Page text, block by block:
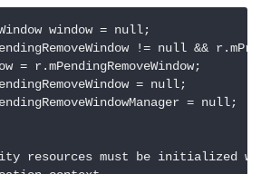
!= null &&
= r.mPendingRemoveWindow;
= null;
= null;
resources must be initialized